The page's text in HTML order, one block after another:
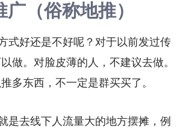
（俗称地推）
式好还是不好呢？对于以前发过传
做。对脸皮薄的人，不建议去做。
多东西，不一定是群买买了。
是去线下人流量大的地方摆摊，例